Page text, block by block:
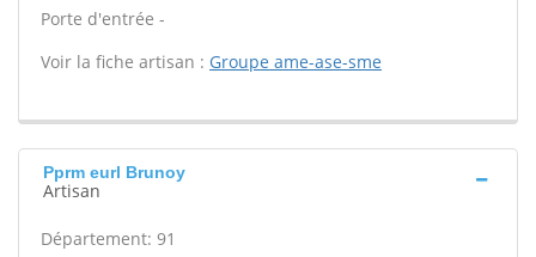
Porte d'entrée -
Voir la fiche artisan : Groupe ame-ase-sme
Pprm eurl Brunoy
Artisan
Département: 91